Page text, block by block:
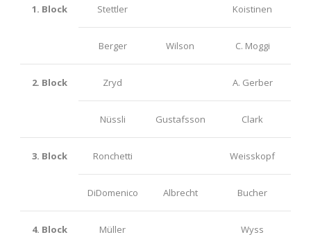
1. Block Stettler Koistinen
Berger Wilson C. Moggi
2. Block Zryd A. Gerber
Nüssli Gustafsson Clark
3. Block Ronchetti Weisskopf
DiDomenico Albrecht Bucher
4. Block Müller Wyss